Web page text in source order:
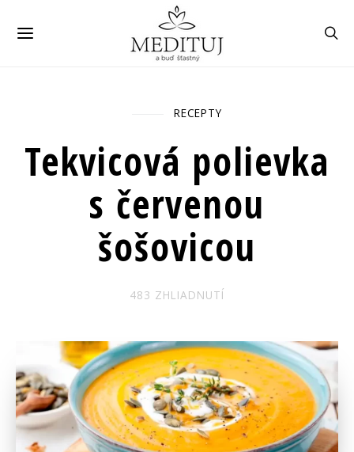
Všetky položky
RECEPTY
Tekvicová polievka
s červenou
šošovicou
483 ZHLIADNUTÍ